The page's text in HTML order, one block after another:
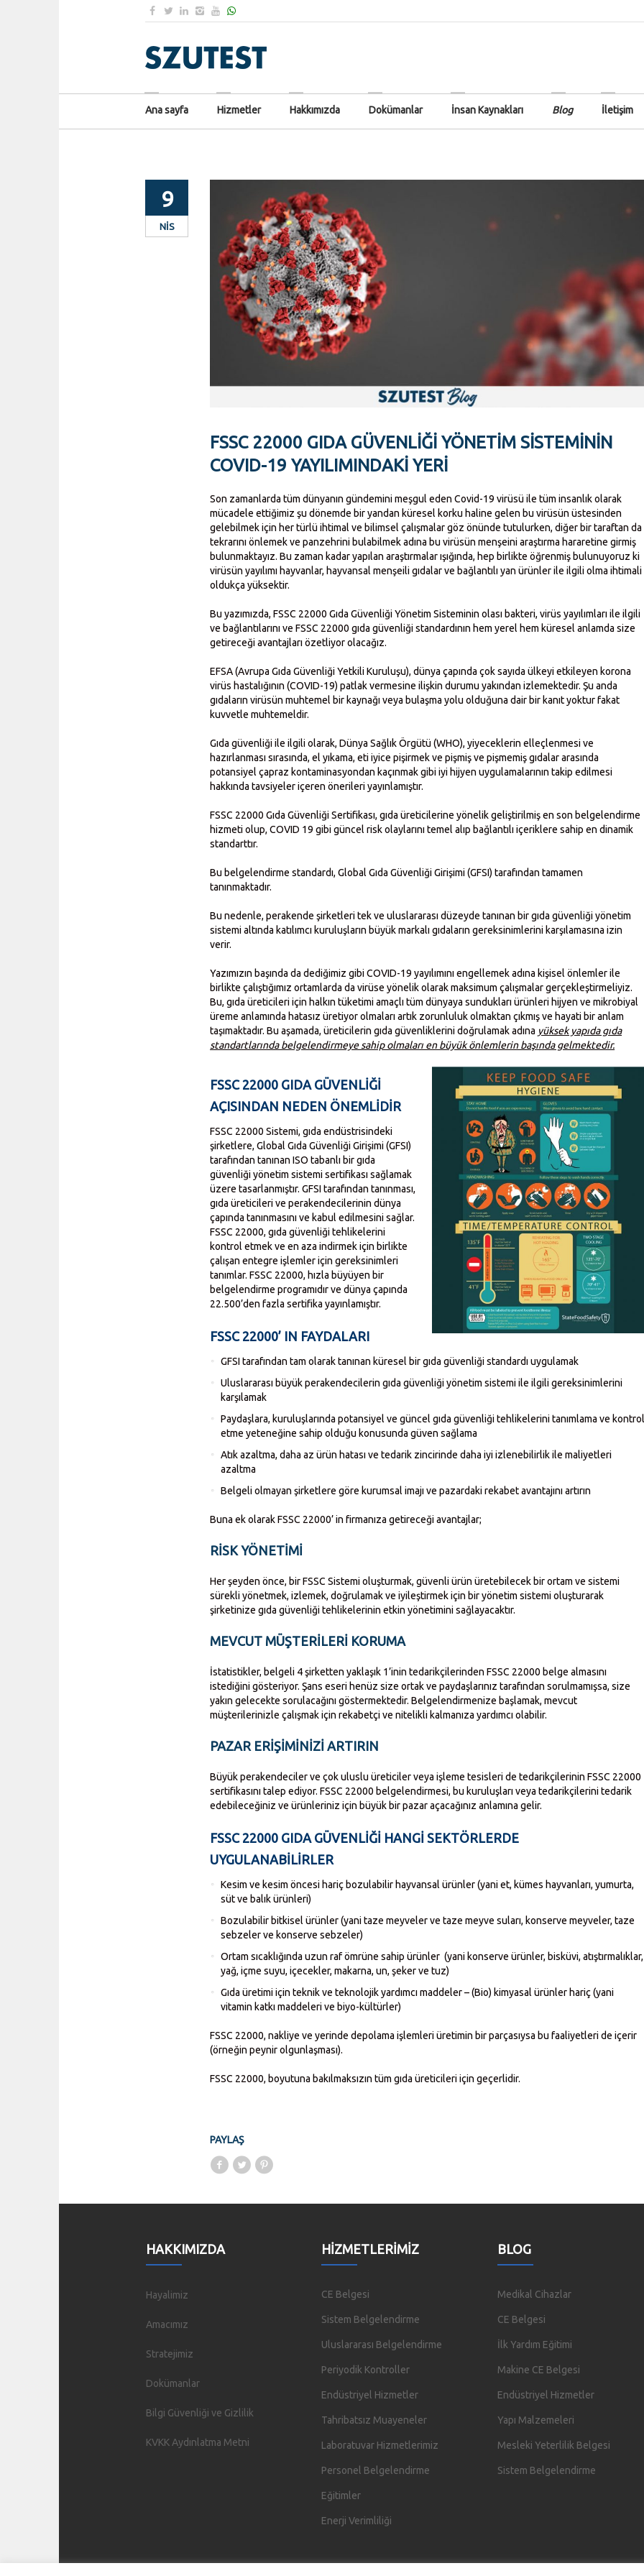
Ana sayfa Hizmetler Hakkımızda Dokümanlar İnsan Kaynakları Blog İletişim
9
NIS
FSSC 22000 GIDA GÜVENLIĞI YÖNETIM SISTEMININ
COVID-19 YAYILIMINDAKI YERI
Son zamanlarda tüm dünyanın gündemini meşgul eden Covid-19 virüsü ile tüm insanlık olarak
mücadele ettiğimiz şu dönemde bir yandan küresel korku haline gelen bu virüsün üstesinden
gelebilmek için her türlü ihtimal ve bilimsel çalışmalar göz önünde tutulurken, diğer bir taraftan da
tekrarını önlemek ve panzehrini bulabilmek adına bu virüsün menşeini araştırma hararetine girmiş
bulunmaktayız. Bu zaman kadar yapılan araştırmalar ışığında, hep birlikte öğrenmiş bulunuyoruz ki
virüsün yayılımı hayvanlar, hayvansal menşeili gıdalar ve bağlantılı yan ürünler ile ilgili olma ihtimali
oldukça yüksektir.
Bu yazımızda, FSSC 22000 Gıda Güvenliği Yönetim Sisteminin olası bakteri, virüs yayılımları ile ilgili
ve bağlantılarını ve FSSC 22000 gıda güvenliği standardının hem yerel hem küresel anlamda size
getireceği avantajları özetliyor olacağız.
EFSA (Avrupa Gıda Güvenliği Yetkili Kuruluşu), dünya çapında çok sayıda ülkeyi etkileyen korona
virüs hastalığının (COVID-19) patlak vermesine ilişkin durumu yakından izlemektedir. Şu anda
gıdaların virüsün muhtemel bir kaynağı veya bulaşma yolu olduğuna dair bir kanıt yoktur fakat
kuvvetle muhtemeldir.
Gıda güvenliği ile ilgili olarak, Dünya Sağlık Örgütü (WHO), yiyeceklerin elleçlenmesi ve
hazırlanması sırasında, el yıkama, eti iyice pişirmek ve pişmiş ve pişmemiş gıdalar arasında
potansiyel çapraz kontaminasyondan kaçınmak gibi iyi hijyen uygulamalarının takip edilmesi
hakkında tavsiyeler içeren önerileri yayınlamıştır.
FSSC 22000 Gıda Güvenliği Sertifikası, gıda üreticilerine yönelik geliştirilmiş en son belgelendirme
hizmeti olup, COVID 19 gibi güncel risk olaylarını temel alıp bağlantılı içeriklere sahip en dinamik
standarttır.
Bu belgelendirme standardı, Global Gıda Güvenliği Girişimi (GFSI) tarafından tamamen
tanınmaktadır.
Bu nedenle, perakende şirketleri tek ve uluslararası düzeyde tanınan bir gıda güvenliği yönetim
sistemi altında katılımcı kuruluşların büyük markalı gıdaların gereksinimlerini karşılamasına izin
verir.
Yazımızın başında da dediğimiz gibi COVID-19 yayılımını engellemek adına kişisel önlemler ile
birlikte çalıştığımız ortamlarda da virüse yönelik olarak maksimum çalışmalar gerçekleştirmeliyiz.
Bu, gıda üreticileri için halkın tüketimi amaçlı tüm dünyaya sundukları ürünleri hijyen ve mikrobiyal
üreme anlamında hatasız üretiyor olmaları artık zorunluluk olmaktan çıkmış ve hayati bir anlam
taşımaktadır. Bu aşamada, üreticilerin gıda güvenliklerini doğrulamak adına yüksek yapıda gıda
standartlarında belgelendirmeye sahip olmaları en büyük önlemlerin başında gelmektedir.
FSSC 22000 GIDA GÜVENLIĞI
AÇISINDAN NEDEN ÖNEMLIDIR
FSSC 22000 Sistemi, gıda endüstrisindeki
şirketlere, Global Gıda Güvenliği Girişimi (GFSI)
tarafından tanınan ISO tabanlı bir gıda
güvenliği yönetim sistemi sertifikası sağlamak
üzere tasarlanmıştır. GFSI tarafından tanınması,
gıda üreticileri ve perakendecilerinin dünya
çapında tanınmasını ve kabul edilmesini sağlar.
FSSC 22000, gıda güvenliği tehlikelerini
kontrol etmek ve en aza indirmek için birlikte
çalışan entegre işlemler için gereksinimleri
tanımlar. FSSC 22000, hızla büyüyen bir
belgelendirme programıdır ve dünya çapında
22.500’den fazla sertifika yayınlamıştır.
FSSC 22000’ IN FAYDALARI
GFSI tarafından tam olarak tanınan küresel bir gıda güvenliği standardı uygulamak
Uluslararası büyük perakendecilerin gıda güvenliği yönetim sistemi ile ilgili gereksinimlerini
karşılamak
Paydaşlara, kuruluşlarında potansiyel ve güncel gıda güvenliği tehlikelerini tanımlama ve
etme yeteneğine sahip olduğu konusunda güven sağlama
Atık azaltma, daha az ürün hatası ve tedarik zincirinde daha iyi izlenebilirlik ile maliyetleri
azaltma
Belgeli olmayan şirketlere göre kurumsal imajı ve pazardaki rekabet avantajını artırın
Buna ek olarak FSSC 22000’ in firmanıza getireceği avantajlar;
RISK YÖNETIMI
Her şeyden önce, bir FSSC Sistemi oluşturmak, güvenli ürün üretebilecek bir ortam ve sistemi
sürekli yönetmek, izlemek, doğrulamak ve iyileştirmek için bir yönetim sistemi oluşturarak
şirketinize gıda güvenliği tehlikelerinin etkin yönetimini sağlayacaktır.
MEVCUT MÜŞTERILERI KORUMA
İstatistikler, belgeli 4 şirketten yaklaşık 1’inin tedarikçilerinden FSSC 22000 belge almasını
istediğini gösteriyor. Şans eseri henüz size ortak ve paydaşlarınız tarafından sorulmamışsa, size
yakın gelecekte sorulacağını göstermektedir. Belgelendirmenize başlamak, mevcut
müşterilerinizle çalışmak için rekabetçi ve nitelikli kalmanıza yardımcı olabilir.
PAZAR ERIŞIMINIZI ARTIRIN
Büyük perakendeciler ve çok uluslu üreticiler veya işleme tesisleri de tedarikçilerinin FSSC 22000
sertifikasını talep ediyor. FSSC 22000 belgelendirmesi, bu kuruluşları veya tedarikçilerini tedarik
edebileceğiniz ve ürünleriniz için büyük bir pazar açacağınız anlamına gelir.
FSSC 22000 GIDA GÜVENLIĞI HANGI SEKTÖRLERDE
UYGULANABILIRLER
Kesim ve kesim öncesi hariç bozulabilir hayvansal ürünler (yani et, kümes hayvanları, yumurta,
süt ve balık ürünleri)
Bozulabilir bitkisel ürünler (yani taze meyveler ve taze meyve suları, konserve meyveler, taze
sebzeler ve konserve sebzeler)
Ortam sıcaklığında uzun raf ömrüne sahip ürünler (yani konserve ürünler, bisküvi, atıştırmalıklar,
yağ, içme suyu, içecekler, makarna, un, şeker ve tuz)
Gıda üretimi için teknik ve teknolojik yardımcı maddeler – (Bio) kimyasal ürünler hariç (yani
vitamin katkı maddeleri ve biyo-kültürler)
FSSC 22000, nakliye ve yerinde depolama işlemleri üretimin bir parçasıysa bu faaliyetleri de içerir
(örneğin peynir olgunlaşması).
FSSC 22000, boyutuna bakılmaksızın tüm gıda üreticileri için geçerlidir.
PAYLAŞ
HAKKIMIZDA
Hayalimiz
Amacımız
Stratejimiz
Dokümanlar
Bilgi Güvenliği ve Gizlilik
KVKK Aydınlatma Metni
HIZMETLERIMIZ
CE Belgesi
Sistem Belgelendirme
Uluslararası Belgelendirme
Periyodik Kontroller
Endüstriyel Hizmetler
Tahribatsız Muayeneler
Laboratuvar Hizmetlerimiz
Personel Belgelendirme
Eğitimler
Enerji Verimliliği
BLOG
Medikal Cihazlar
CE Belgesi
İlk Yardım Eğitimi
Makine CE Belgesi
Endüstriyel Hizmetler
Yapı Malzemeleri
Mesleki Yeterlilik Belgesi
Sistem Belgelendirme